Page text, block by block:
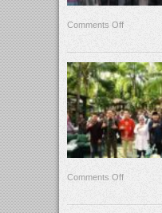
Comments Off
Comments Off